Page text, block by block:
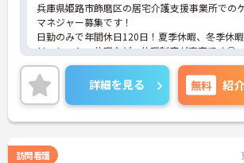
兵庫県姫路市飾磨区の居宅介護支援事業所での
マネジャー募集です！
日勤のみで年間休日120日！夏季休暇、冬季休
リフレッシュ休暇など、休暇制度が充実です◎
資格があればブランクがある方でもOKです！研
丁寧に行われますのでご安心ください☆
ご興味のある方には、面接対策ポイントなど、
に詳細をお話しいたしますのでお気軽にご相談
さい！
詳細を見る 無料 紹
訪問看護